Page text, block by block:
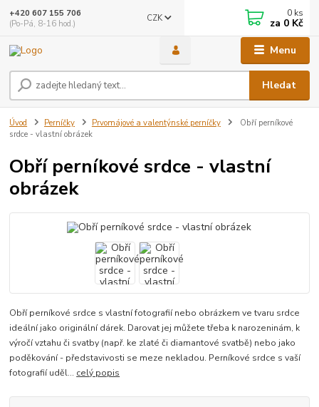
Menu
CZK
Hledat
+420 607 155 706
(Po-Pá, 8-16 hod.)
0 ks
za 0 Kč
Úvod Perníčky Prvomájové a valentýnské perníčky
Obří perníkové
srdce - vlastní obrázek
Obří perníkové srdce - vlastní
obrázek
Obří perníkové srdce s vlastní fotografií nebo obrázkem ve tvaru srdce
ideální jako originální dárek. Darovat jej můžete třeba k narozeninám, k
výročí vztahu či svatby (např. ke zlaté či diamantové svatbě) nebo jako
poděkování - představivosti se meze nekladou. Perníkové srdce s vaší
fotografií uděl... celý popis